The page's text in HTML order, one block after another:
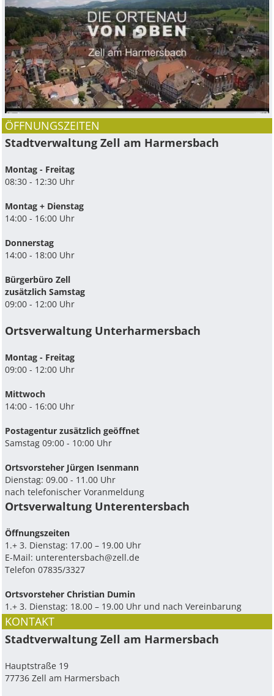
ÖFFNUNGSZEITEN
Stadtverwaltung Zell am Harmersbach
Montag - Freitag
08:30 - 12:30 Uhr
Montag + Dienstag
14:00 - 16:00 Uhr
Donnerstag
14:00 - 18:00 Uhr
Bürgerbüro Zell
zusätzlich Samstag
09:00 - 12:00 Uhr
Ortsverwaltung Unterharmersbach
Montag - Freitag
09:00 - 12:00 Uhr
Mittwoch
14:00 - 16:00 Uhr
Postagentur zusätzlich geöffnet
Samstag 09:00 - 10:00 Uhr
Ortsvorsteher Jürgen Isenmann
Dienstag: 09.00 - 11.00 Uhr
nach telefonischer Voranmeldung
Ortsverwaltung Unterentersbach
Ö­ffnungszeiten
1.+ 3. Dienstag: 17.00 – 19.00 Uhr
E-Mail: unterentersbach@zell.de
Telefon 07835/3327
Ortsvorsteher Christian Dumin
1.+ 3. Dienstag: 18.00 – 19.00 Uhr und nach Vereinbarung
KONTAKT
Stadtverwaltung Zell am Harmersbach
Hauptstraße 19
77736 Zell am Harmersbach